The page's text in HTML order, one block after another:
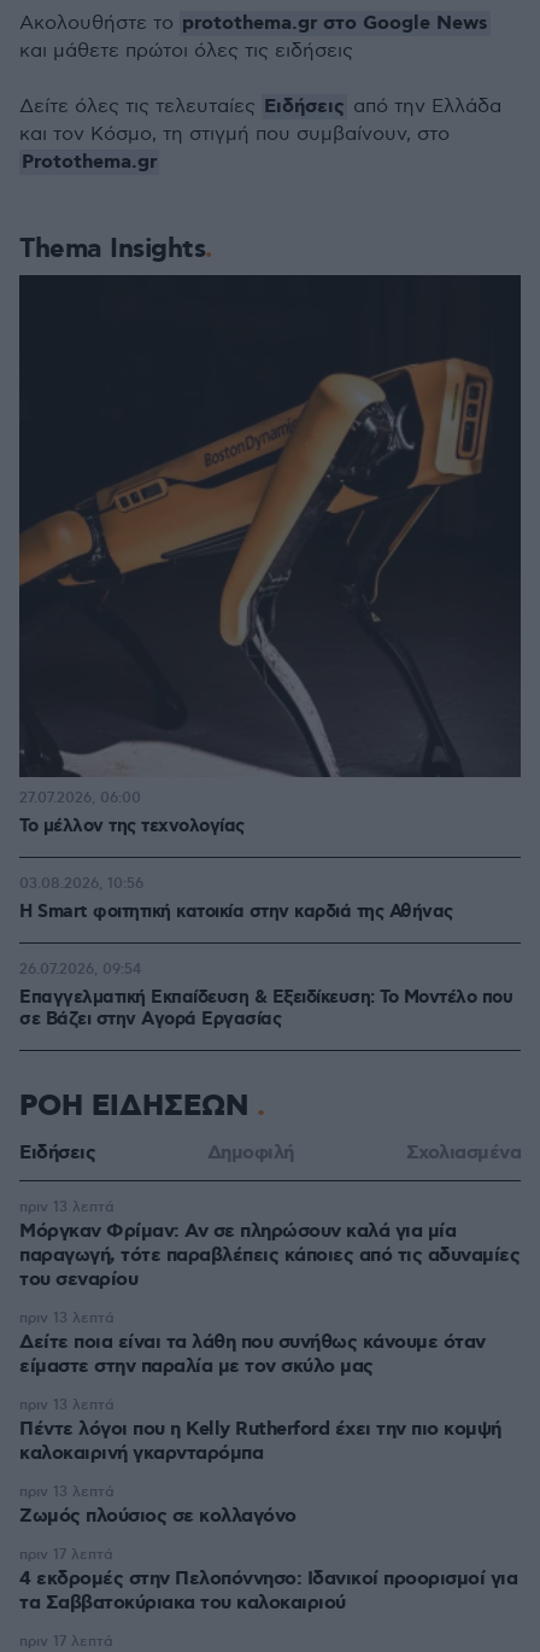
Thema Insights
Το μέλλον της τεχνολογίας
27.07.2026, 06:00
Η Smart φοιτητική κατοικία στην καρδιά της Αθήνας
03.08.2026, 10:56
Επαγγελματική Εκπαίδευση & Εξειδίκευση: Το Mοντέλο που
σε Bάζει στην Aγορά Eργασίας
26.07.2026, 09:54
Ακολουθήστε το protothema.gr στο Google News
και μάθετε πρώτοι όλες τις ειδήσεις
Δείτε όλες τις τελευταίες Ειδήσεις από την Ελλάδα
και τον Κόσμο, τη στιγμή που συμβαίνουν, στο
Protothema.gr
ΡΟΗ ΕΙΔΗΣΕΩΝ
Ειδήσεις Δημοφιλή Σχολιασμένα
Μόργκαν Φρίμαν: Αν σε πληρώσουν καλά για μία
παραγωγή, τότε παραβλέπεις κάποιες από τις αδυναμίες
του σεναρίου
πριν 13 λεπτά
Δείτε ποια είναι τα λάθη που συνήθως κάνουμε όταν
είμαστε στην παραλία με τον σκύλο μας
πριν 13 λεπτά
Πέντε λόγοι που η Kelly Rutherford έχει την πιο κομψή
καλοκαιρινή γκαρνταρόμπα
πριν 13 λεπτά
Ζωμός πλούσιος σε κολλαγόνο
πριν 13 λεπτά
4 εκδρομές στην Πελοπόννησο: Ιδανικοί προορισμοί για
τα Σαββατοκύριακα του καλοκαιριού
πριν 17 λεπτά
πριν 17 λεπτά